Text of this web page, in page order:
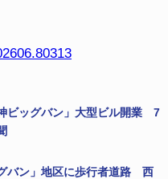
ビッグバン」大型ビル開業 7
バン」地区に歩行者道路 西